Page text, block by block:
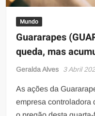
Mundo
Guararapes
queda, mas
Geralda Alves 3 Abril
As ações da
empresa controladora